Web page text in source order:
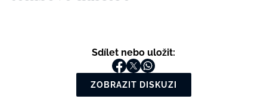
Sdílet nebo uložit:
ZOBRAZIT DISKUZI